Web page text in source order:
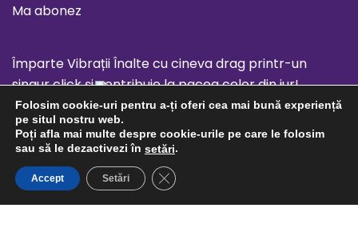
Ma abonez
Împarte Vibrații Înalte cu cineva drag printr-un
singur click și contribuie la pacea celor din jur!
Folosim cookie-uri pentru a-ți oferi cea mai bună experiență
pe situl nostru web.
Poți afla mai multe despre cookie-urile pe care le folosim
sau să le dezactivezi în setări.
Accept Setări CLOSE GDPR COOKIE BANNER